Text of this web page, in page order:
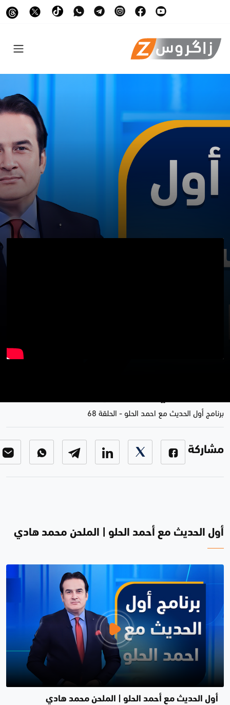
برنامج أول الحديث مع احمد الحلو - الحلقة 68
مشاركة
أول الحديث مع أحمد الحلو | الملحن محمد هادي
أول الحديث مع أحمد الحلو | الملحن محمد هادي